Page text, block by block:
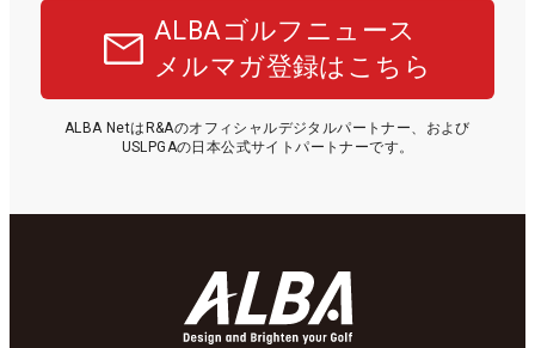
ALBAゴルフニュース
メルマガ登録はこちら
ALBA NetはR&Aのオフィシャルデジタルパートナー、および
USLPGAの日本公式サイトパートナーです。